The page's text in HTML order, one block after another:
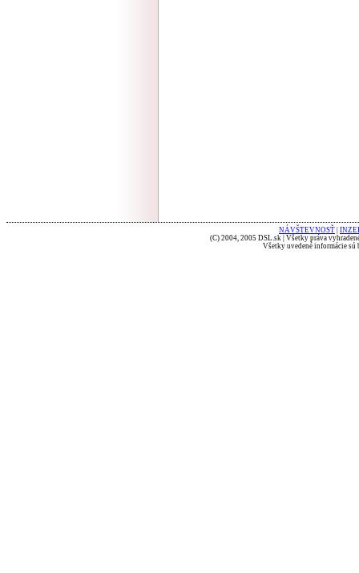
NÁVŠTEVNOSŤ
(C) 2004, 2005 DSL.sk | Všetky práva
Všetky uvedené informácie sú